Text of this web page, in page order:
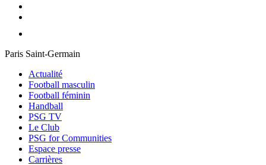
Paris Saint-Germain
Actualité
Football masculin
Football féminin
Handball
PSG TV
Le Club
PSG for Communities
Espace presse
Carrières